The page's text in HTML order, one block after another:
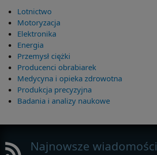
Lotnictwo
Motoryzacja
Elektronika
Energia
Przemysł ciężki
Producenci obrabiarek
Medycyna i opieka zdrowotna
Produkcja precyzyjna
Badania i analizy naukowe
Najnowsze wiadomości